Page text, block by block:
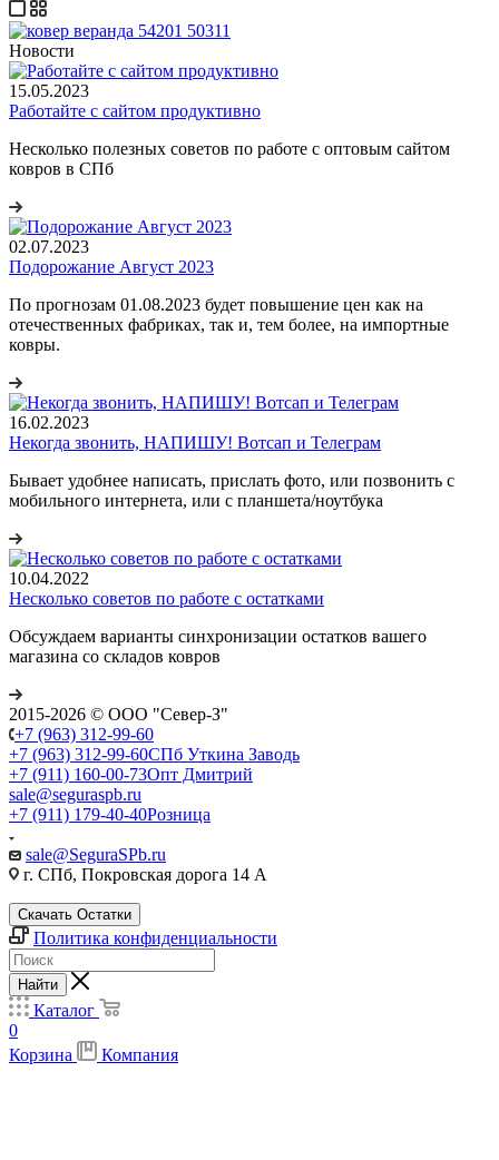
Новости
15.05.2023
Работайте с сайтом продуктивно
Несколько полезных советов по работе с оптовым сайтом
ковров в СПб
02.07.2023
Подорожание Август 2023
По прогнозам 01.08.2023 будет повышение цен как на
отечественных фабриках, так и, тем более, на импортные
ковры.
16.02.2023
Некогда звонить, НАПИШУ! Вотсап и Телеграм
Бывает удобнее написать, прислать фото, или позвонить с
мобильного интернета, или с планшета/ноутбука
10.04.2022
Несколько советов по работе с остатками
Обсуждаем варианты синхронизации остатков вашего
магазина со складов ковров
2015-2026 © ООО "Север-З"
+7 (963) 312-99-60
+7 (963) 312-99-60СПб Уткина Заводь
+7 (911) 160-00-73Опт Дмитрий
sale@seguraspb.ru
+7 (911) 179-40-40Розница
sale@SeguraSPb.ru
г. СПб, Покровская дорога 14 А
Скачать Остатки
Политика конфиденциальности
Найти
Каталог
0
Корзина
Компания